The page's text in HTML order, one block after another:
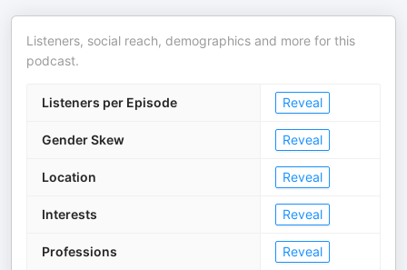
Listeners, social reach, demographics and more for this
podcast.
Listeners per Episode Reveal
Gender Skew Reveal
Location Reveal
Interests Reveal
Professions Reveal